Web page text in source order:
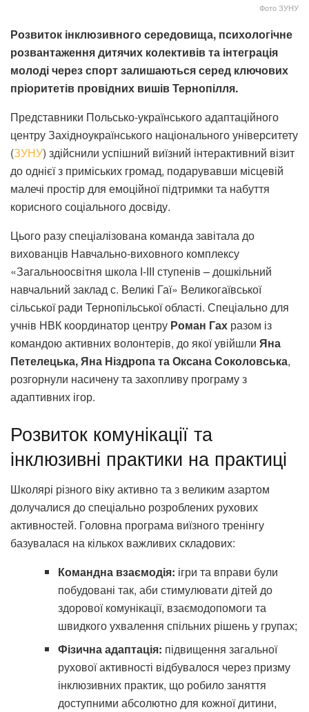
Фото ЗУНУ
Розвиток інклюзивного середовища, психологічне
розвантаження дитячих колективів та інтеграція
молоді через спорт залишаються серед ключових
пріоритетів провідних вишів Тернопілля.
Представники Польсько-українського адаптаційного
центру Західноукраїнського національного університету
(ЗУНУ) здійснили успішний виїзний інтерактивний візит
до однієї з приміських громад, подарувавши місцевій
малечі простір для емоційної підтримки та набуття
корисного соціального досвіду.
Цього разу спеціалізована команда завітала до
вихованців Навчально-виховного комплексу
«Загальноосвітня школа І-ІІІ ступенів – дошкільний
навчальний заклад с. Великі Гаї» Великогаївської
сільської ради Тернопільської області. Спеціально для
учнів НВК координатор центру Роман Гах разом із
командою активних волонтерів, до якої увійшли Яна
Петелецька, Яна Ніздропа та Оксана Соколовська,
розгорнули насичену та захопливу програму з
адаптивних ігор.
Розвиток комунікації та
інклюзивні практики на практиці
Школярі різного віку активно та з великим азартом
долучалися до спеціально розроблених рухових
активностей. Головна програма виїзного тренінгу
базувалася на кількох важливих складових:
Командна взаємодія: ігри та вправи були
побудовані так, аби стимулювати дітей до
здорової комунікації, взаємодопомоги та
швидкого ухвалення спільних рішень у групах;
Фізична адаптація: підвищення загальної
рухової активності відбувалося через призму
інклюзивних практик, що робило заняття
доступними абсолютно для кожної дитини,